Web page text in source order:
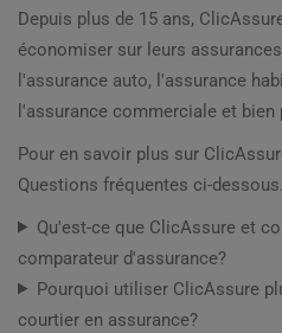
Depuis plus de 15 ans,
économiser sur leurs
l'assurance auto, l'assurance
l'assurance commerciale et bien
Pour en savoir plus sur
Questions fréquentes ci-dessous.
Qu'est-ce que ClicAssure et
comparateur d'assurance?
Pourquoi utiliser ClicAssure
courtier en assurance?